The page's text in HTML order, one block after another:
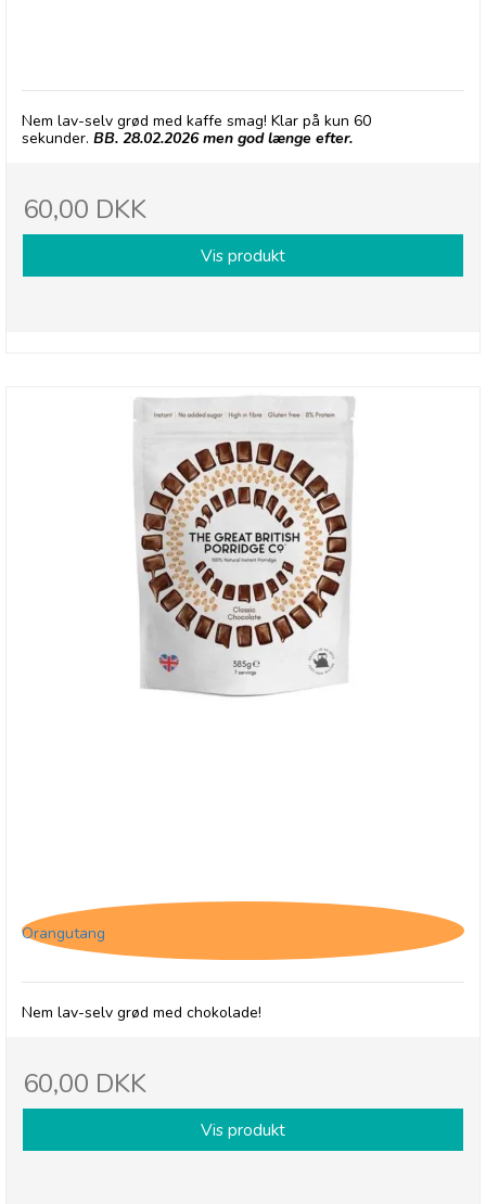
Nem lav-selv grød med kaffe smag! Klar på kun 60
sekunder. BB. 28.02.2026 men god længe efter.
60,00 DKK
Vis produkt
Orangutang
Nem lav-selv grød med chokolade!
60,00 DKK
Vis produkt